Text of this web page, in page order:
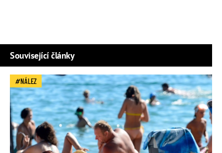
Související články
NÁLEZ